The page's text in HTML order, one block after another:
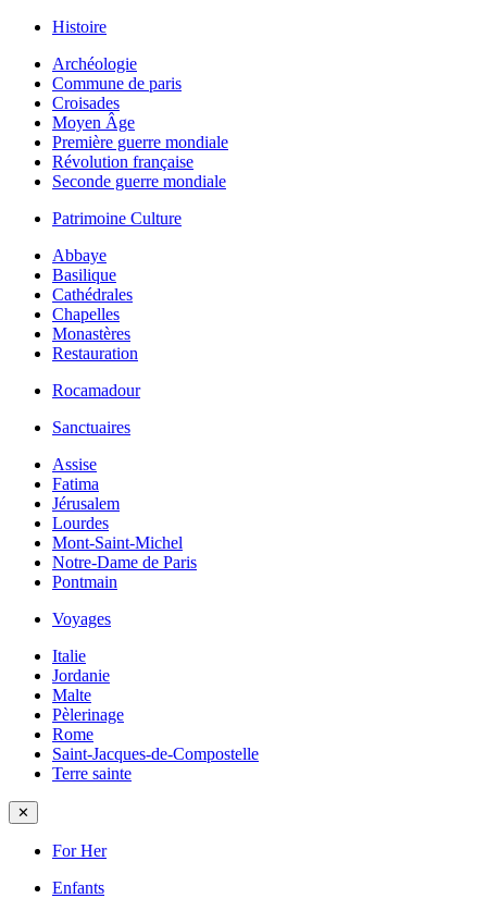
Histoire
Archéologie
Commune de paris
Croisades
Moyen Âge
Première guerre mondiale
Révolution française
Seconde guerre mondiale
Patrimoine Culture
Abbaye
Basilique
Cathédrales
Chapelles
Monastères
Restauration
Rocamadour
Sanctuaires
Assise
Fatima
Jérusalem
Lourdes
Mont-Saint-Michel
Notre-Dame de Paris
Pontmain
Voyages
Italie
Jordanie
Malte
Pèlerinage
Rome
Saint-Jacques-de-Compostelle
Terre sainte
✕
For Her
Enfants